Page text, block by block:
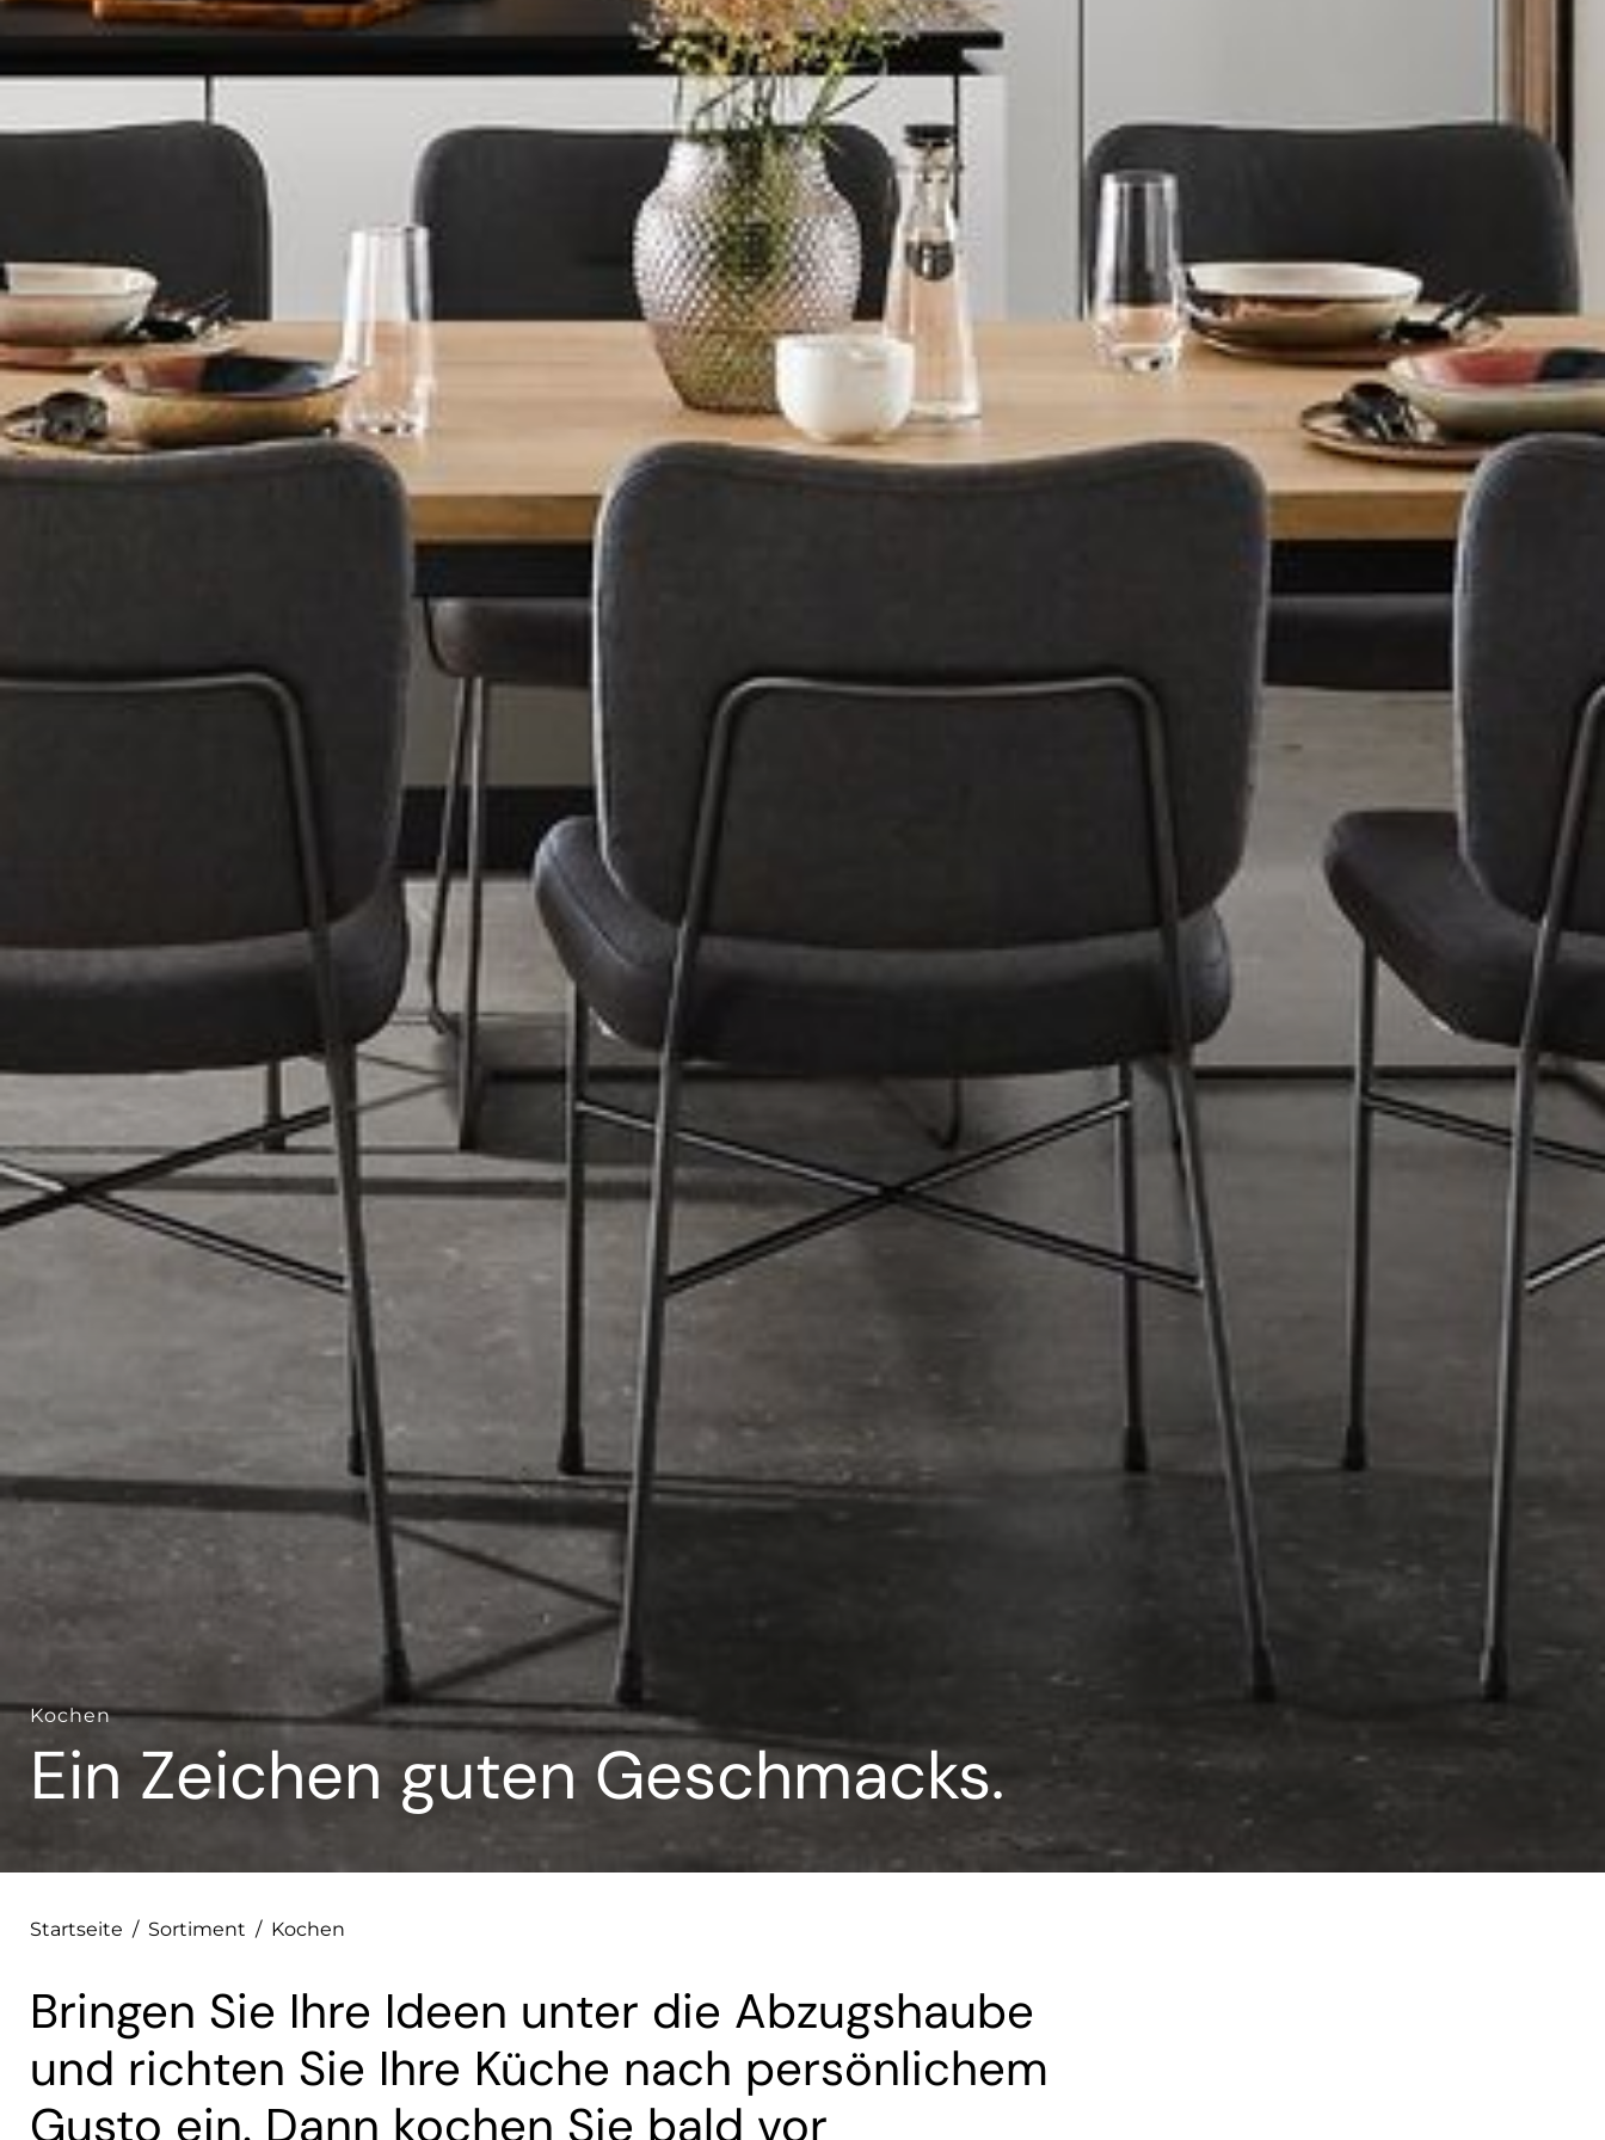
Kochen
Ein Zeichen guten Geschmacks.
Startseite / Sortiment / Kochen
Bringen Sie Ihre Ideen unter die Abzugshaube
und richten Sie Ihre Küche nach persönlichem
Gusto ein. Dann kochen Sie bald vor